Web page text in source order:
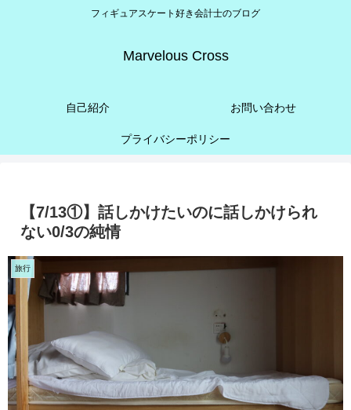
フィギュアスケート好き会計士のブログ
Marvelous Cross
自己紹介 お問い合わせ
プライバシーポリシー
【7/13①】話しかけたいのに話しかけられ
ない0/3の純情
旅行